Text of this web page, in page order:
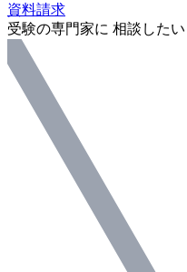
資料請求
受験の専門家に 相談したい